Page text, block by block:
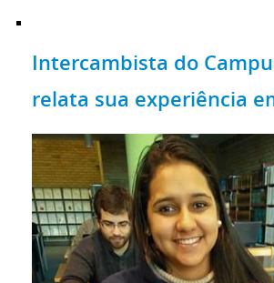
Intercambista do
relata sua experiência